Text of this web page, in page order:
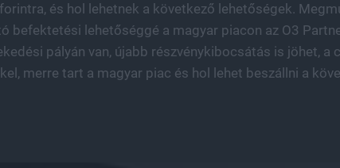
és hol lehetnek a következő lehetőségek.
befektetési lehetőséggé a magyar piacon az O3
pályán van, újabb részvénykibocsátás is jöhet,
merre tart a magyar piac és hol lehet beszállni a